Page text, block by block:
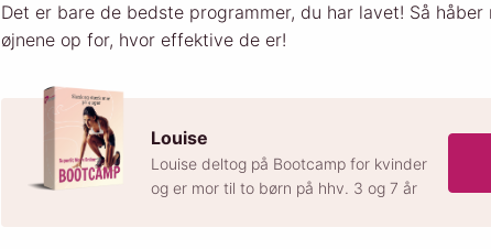
Det er bare de bedste programmer, du har lavet! Så
øjnene op for, hvor effektive de er!
Louise
Louise deltog på Bootcamp for kvinder
og er mor til to børn på hhv. 3 og 7 år